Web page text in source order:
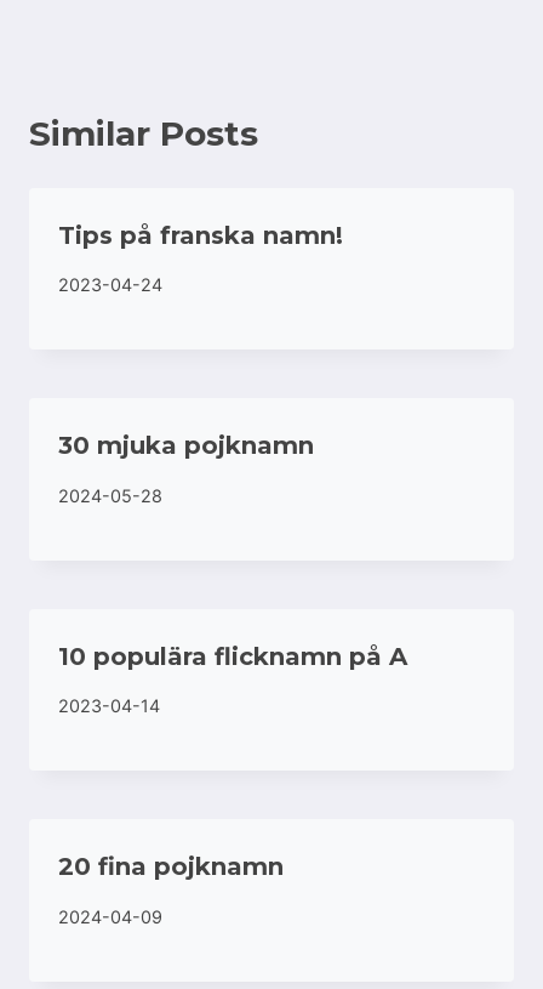
Similar Posts
Tips på franska namn!
2023-04-24
30 mjuka pojknamn
2024-05-28
10 populära flicknamn på A
2023-04-14
20 fina pojknamn
2024-04-09